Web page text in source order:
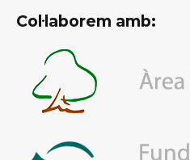
Col·laborem amb: